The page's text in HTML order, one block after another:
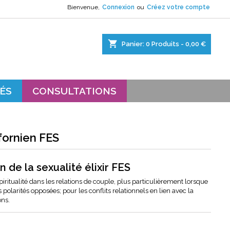
Bienvenue, Connexion ou Créez votre compte
shopping_cart Panier: 0 Produits - 0,00 €
CONSULTATIONS
FES
de la sexualité élixir FES
dans les relations de couple, plus particulièrement lorsque
opposées; pour les conflits relationnels en lien avec la